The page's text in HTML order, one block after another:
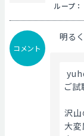
ループ ：
コメント
明る
ご試
沢山
大変